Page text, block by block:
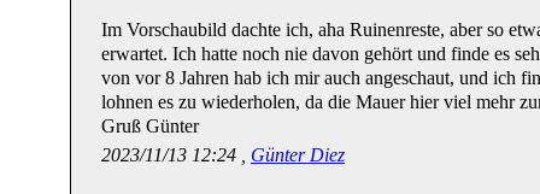
Im Vorschaubild dachte ich, aha Ruinenreste, aber so
erwartet. Ich hatte noch nie davon gehört und finde es
von vor 8 Jahren hab ich mir auch angeschaut, und ich
lohnen es zu wiederholen, da die Mauer hier viel mehr
Gruß Günter
2023/11/13 12:24 , Günter Diez